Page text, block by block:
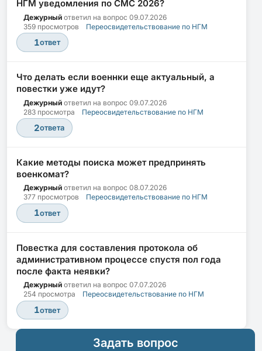
НГМ уведомления по СМС 2026?
Дежурный ответил на вопрос 09.07.2026
359 просмотров
Переосвидетельствование по НГМ
1ответ
Что делать если военнки еще актуальный, а
повестки уже идут?
Дежурный ответил на вопрос 09.07.2026
283 просмотра
Переосвидетельствование по НГМ
2ответа
Какие методы поиска может предпринять
военкомат?
Дежурный ответил на вопрос 08.07.2026
377 просмотров
Переосвидетельствование по НГМ
1ответ
Повестка для составления протокола об
административном процессе спустя пол года
после факта неявки?
Дежурный ответил на вопрос 07.07.2026
254 просмотра
Переосвидетельствование по НГМ
1ответ
Задать вопрос